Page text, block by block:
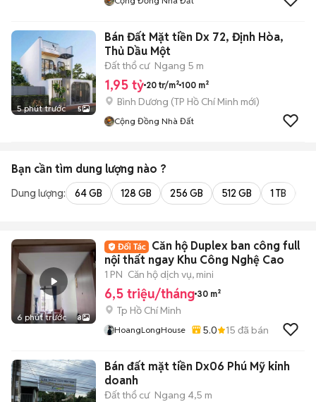
5 phút trước 5
Bán Đất Mặt tiền Dx 72, Định Hòa,
Thủ Dầu Một
Đất thổ cư Ngang 5 m
1,95 tỷ 20 tr/m² 100 m²
Bình Dương (TP Hồ Chí Minh mới)
Cộng Đồng Nhà Đất
Bạn cần tìm dung lượng nào ?
Dung lượng: 64 GB 128 GB 256 GB 512 GB 1 TB
6 phút trước 8
Căn hộ Duplex ban công full
nội thất ngay Khu Công Nghệ Cao
1 PN Căn hộ dịch vụ, mini
6,5 triệu/tháng 30 m²
Tp Hồ Chí Minh
HoangLongHouse 5.0 15 đã bán
Bán đất mặt tiền Dx06 Phú Mỹ kinh
doanh
Đất thổ cư Ngang 4,5 m